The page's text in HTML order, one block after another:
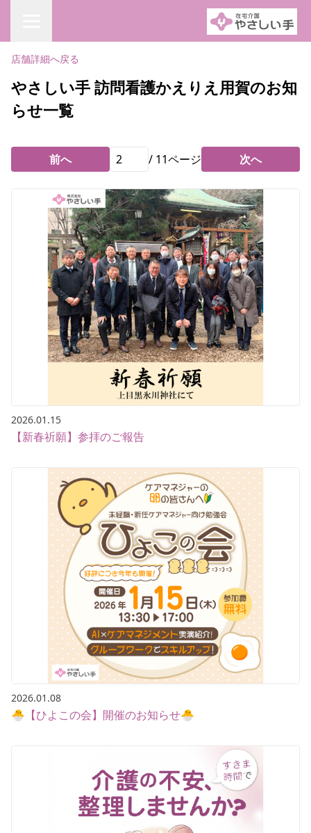
店舗詳細へ戻る
やさしい手 訪問看護かえりえ用賀のお知
らせ一覧
前へ / 11ページ 次へ
2026.01.15
【新春祈願】参拝のご報告
2026.01.08
🐣【ひよこの会】開催のお知らせ🐣